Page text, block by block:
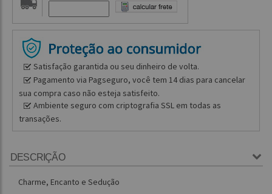
Satisfação garantida ou seu dinheiro de volta.
Pagamento via Pagseguro, você tem 14 dias para cancelar
sua compra caso não esteja satisfeito.
Ambiente seguro com criptografia SSL em todas as
transações.
DESCRIÇÃO
Charme, Encanto e Sedução